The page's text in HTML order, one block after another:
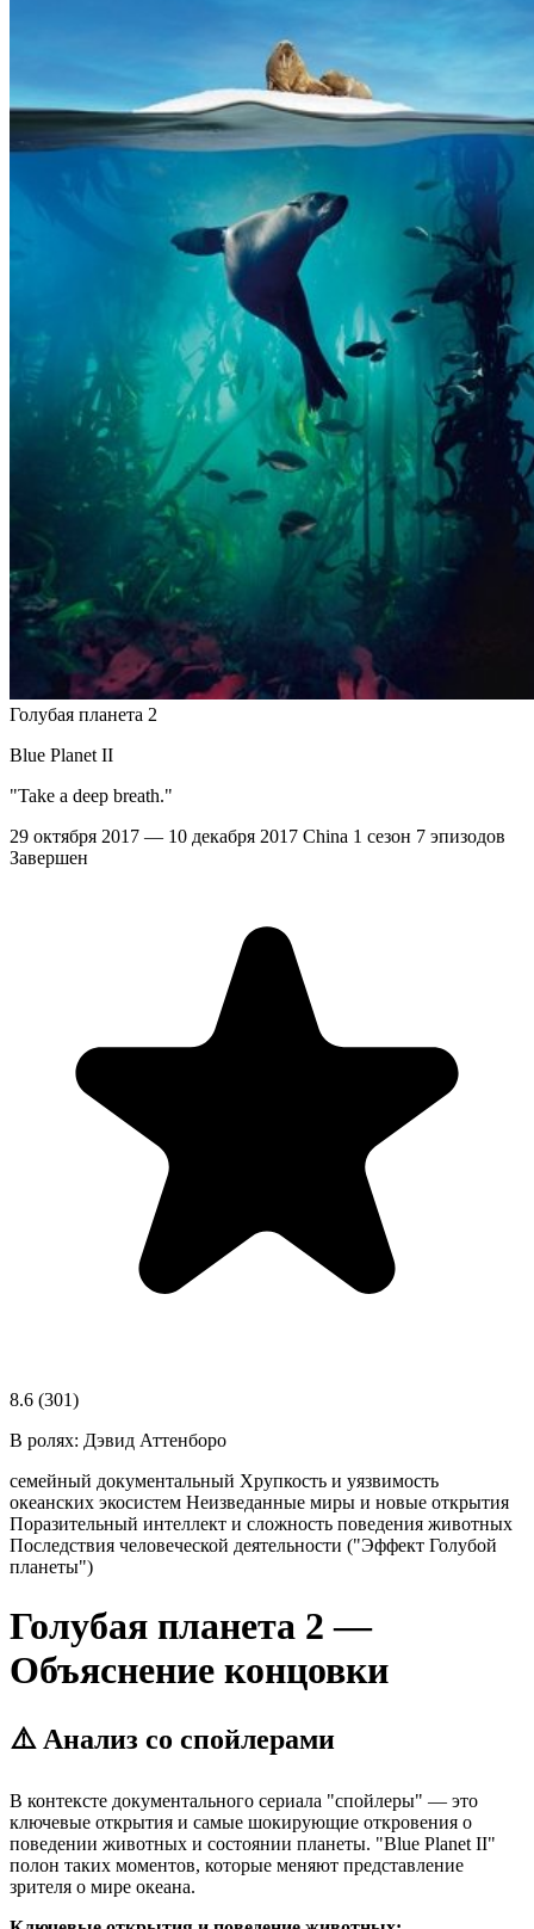
Голубая планета 2
Blue Planet II
"Take a deep breath."
29 октября 2017 — 10 декабря 2017 China 1 сезон 7 эпизодов
Завершен
8.6 (301)
В ролях: Дэвид Аттенборо
семейный документальный Хрупкость и уязвимость
океанских экосистем Неизведанные миры и новые открытия
Поразительный интеллект и сложность поведения животных
Последствия человеческой деятельности ("Эффект Голубой
планеты")
Голубая планета 2 —
Объяснение концовки
⚠️ Анализ со спойлерами
В контексте документального сериала "спойлеры" — это
ключевые открытия и самые шокирующие откровения о
поведении животных и состоянии планеты. "Blue Planet II"
полон таких моментов, которые меняют представление
зрителя о мире океана.